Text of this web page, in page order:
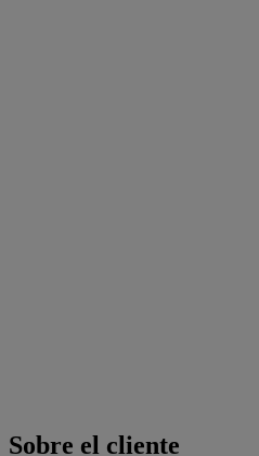
Sobre el cliente